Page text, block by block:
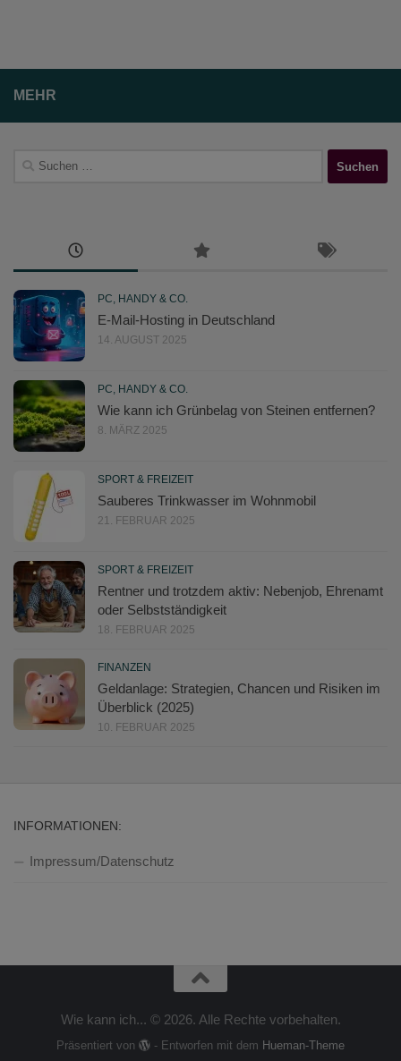
MEHR
Suchen
PC, HANDY & CO.
E-Mail-Hosting in Deutschland
14. AUGUST 2025
PC, HANDY & CO.
Wie kann ich Grünbelag von Steinen entfernen?
8. MÄRZ 2025
SPORT & FREIZEIT
Sauberes Trinkwasser im Wohnmobil
21. FEBRUAR 2025
SPORT & FREIZEIT
Rentner und trotzdem aktiv: Nebenjob, Ehrenamt
oder Selbstständigkeit
18. FEBRUAR 2025
FINANZEN
Geldanlage: Strategien, Chancen und Risiken im
Überblick (2025)
10. FEBRUAR 2025
INFORMATIONEN:
Impressum/Datenschutz
Wie kann ich... © 2026. Alle Rechte vorbehalten.
Präsentiert von - Entworfen mit dem Hueman-Theme